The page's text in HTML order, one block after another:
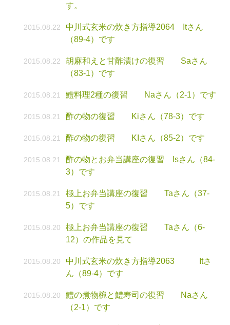
す。
2015.08.22
中川式玄米の炊き方指導2064 Itさん
（89-4）です
2015.08.22
胡麻和えと甘酢漬けの復習 Saさん
（83-1）です
2015.08.21 鱧料理2種の復習 Naさん（2-1）です
2015.08.21 酢の物の復習 Kiさん（78-3）です
2015.08.21 酢の物の復習 KIさん（85-2）です
2015.08.21
酢の物とお弁当講座の復習 Isさん（84-
3）です
2015.08.21
極上お弁当講座の復習 Taさん（37-
5）です
2015.08.20
極上お弁当講座の復習 Taさん（6-
12）の作品を見て
2015.08.20
中川式玄米の炊き方指導2063 Itさ
ん（89-4）です
2015.08.20
鱧の煮物椀と鱧寿司の復習 Naさん
（2-1）です